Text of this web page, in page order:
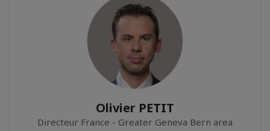
Olivier PETIT
Directeur France - Greater Geneva Bern area